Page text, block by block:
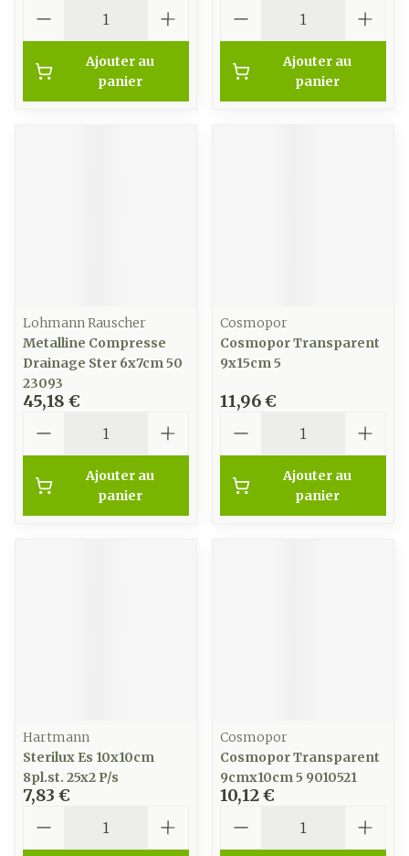
Ajouter au
panier
Ajouter au
panier
Lohmann Rauscher
Metalline Compresse
Drainage Ster 6x7cm 50
23093
45,18 €
Ajouter au
panier
Cosmopor
Cosmopor Transparent
9x15cm 5
11,96 €
Ajouter au
panier
Hartmann
Sterilux Es 10x10cm
8pl.st. 25x2 P/s
7,83 €
Cosmopor
Cosmopor Transparent
9cmx10cm 5 9010521
10,12 €